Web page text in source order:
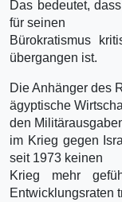
Das bedeutet,
für seinen
Bürokratismus
übergangen ist.
Die Anhänger des
ägyptische
den
im Krieg gegen
seit 1973 keinen
Krieg mehr
Entwicklungsraten